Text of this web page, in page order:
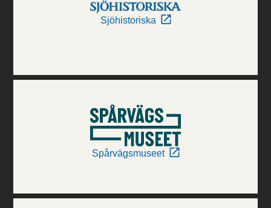
Sjöhistoriska
Spårvägsmuseet